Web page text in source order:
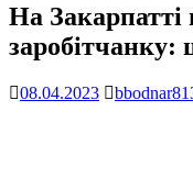
На Закарпатті
08.04.2023